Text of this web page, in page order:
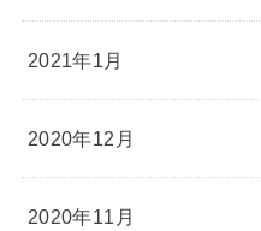
2021年1月
2020年12月
2020年11月